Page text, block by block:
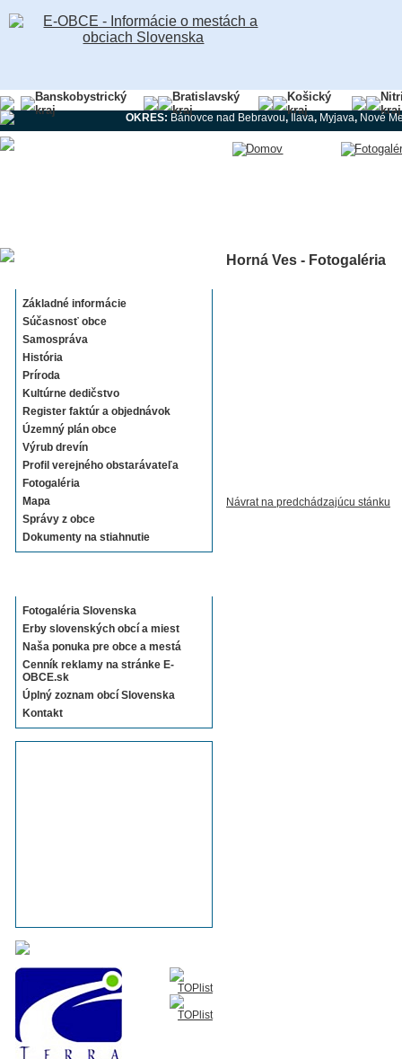
Banskobystrický
kraj
Bratislavský
kraj
Košický
kraj
kraj
OKRES: Bánovce nad Bebravou, Ilava, Myjava, Nové
Základné informácie
Súčasnosť obce
Samospráva
História
Príroda
Kultúrne dedičstvo
Register faktúr a objednávok
Územný plán obce
Výrub drevín
Profil verejného obstarávateľa
Fotogaléria
Mapa
Správy z obce
Dokumenty na stiahnutie
Fotogaléria Slovenska
Erby slovenských obcí a miest
Naša ponuka pre obce a mestá
Cenník reklamy na stránke E-
OBCE.sk
Úplný zoznam obcí Slovenska
Kontakt
Horná Ves - Fotogaléria
Návrat na predchádzajúcu stánku